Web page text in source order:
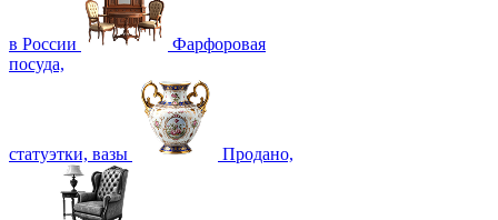
в России
Фарфоровая
посуда,
статуэтки, вазы Продано,